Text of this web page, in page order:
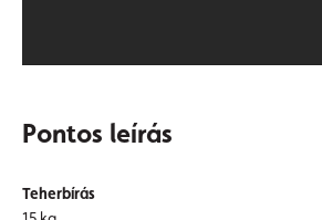
Pontos leírás
Teherbírás